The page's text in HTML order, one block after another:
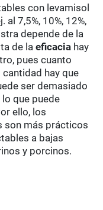
con levamisol
7,5%, 10%, 12%,
depende de la
de laeficacia hay
pues cuanto
hay que
ser demasiado
que puede
ello, los
son más prácticos
a bajas
y porcinos.